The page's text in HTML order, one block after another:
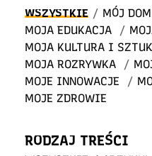
WSZYSTKIE / MÓJ
MOJA EDUKACJA
/
MOJA KULTURA I
MOJA ROZRYWKA
/
MOJE INNOWACJE
/
MOJE ZDROWIE
RODZAJ TREŚCI